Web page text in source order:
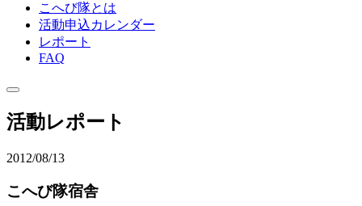
こへび隊とは
活動申込カレンダー
レポート
FAQ
活動レポート
2012/08/13
こへび隊宿舎